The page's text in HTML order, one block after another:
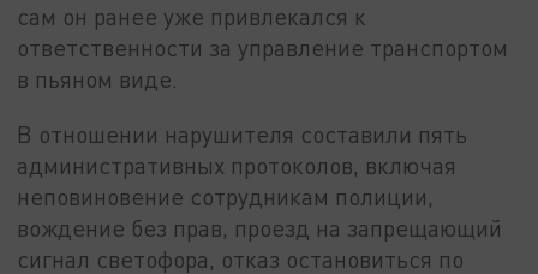
сам он ранее уже привлекался к
ответственности за управление транспортом
в пьяном виде.
В отношении нарушителя составили пять
административных протоколов, включая
неповиновение сотрудникам полиции,
вождение без прав, проезд на запрещающий
сигнал светофора, отказ остановиться по